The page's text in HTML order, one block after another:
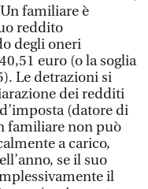
familiare è
reddito
degli oneri
euro (o la soglia
Le detrazioni si
dei redditi
(datore di
familiare non può
a carico,
se il suo
il